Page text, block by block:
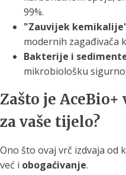
99%.
"Zauvijek kemikalije"
modernih zagađivača
Bakterije i
mikrobiološku
Zašto je
za vaše tijelo?
Ono što ovaj vrč izdvaja od
već i obogaćivanje.